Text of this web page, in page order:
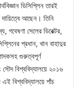
ডিসিপ্লিন তারই
দায়িত্বে আছেন। তিনি
গবেষণা সেলের ডিরেক্টর,
প্রধান, খান বাহাদুর
গুরুত্বপূর্ণ
বিশ্ববিদ্যালয়ে ২০১৬
বিশ্ববিদ্যালয়ে পাঁচ